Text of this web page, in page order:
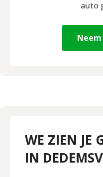
auto
WE ZIEN JE
IN